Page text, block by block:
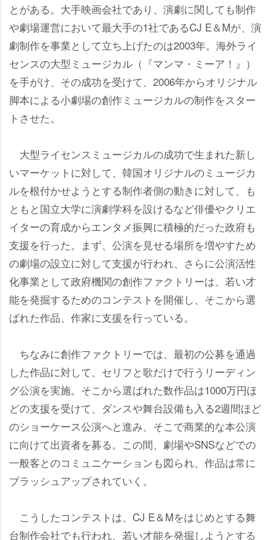
とがある。大手映画会社であり、演劇に関しても制作
劇場運営において最大手の1社であるCJ E＆Mが、演
劇制作を事業として立ち上げたのは2003年。海外ライ
センスの大型ミュージカル（『マンマ・ミーア！』）
を手がけ、その成功を受けて、2006年からオリジナル
脚本による小劇場の創作ミュージカルの制作をスター
トさせた。
大型ライセンスミュージカルの成功で生まれた新し
いマーケットに対して、韓国オリジナルのミュージカ
ルを根付かせようとする制作者側の動きに対して、も
ともと国立大学に演劇学科を設けるなど俳優やクリエ
イターの育成からエンタメ振興に積極的だった政府も
支援を行った。まず、公演を見せる場所を増やすため
の劇場の設立に対して支援が行われ、さらに公演活性
化事業として政府機関の創作ファクトリーは、若い才
能を発掘するためのコンテストを開催し、そこから選
ばれた作品、作家に支援を行っている。
ちなみに創作ファクトリーでは、最初の公募を通過
した作品に対して、セリフと歌だけで行うリーディン
グ公演を実施。そこから選ばれた数作品は1000万円ほ
どの支援を受けて、ダンスや舞台設備も入る2週間ほど
のショーケース公演へと進み、そこで商業的な本公演
に向けて出資者を募る。この間、劇場やSNSなどでの
一般客とのコミュニケーションも図られ、作品は常に
ブラッシュアップされていく。
こうしたコンテストは、CJ E＆Mをはじめとする舞
台制作会社でも行われ、若い才能を発掘しようとする